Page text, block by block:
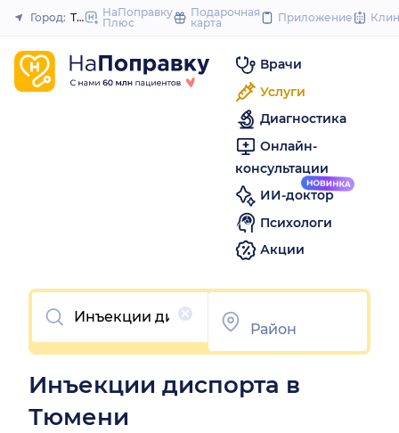
to
Закрыть
Город: ТюменьНаПоправку
Плюс
Подарочная
карта
Приложение
Врачи
Услуги
Диагностика
Онлайн-
консультации
ИИ-доктор
Психологи
Акции
Очистить
Инъекции диспорта в
Тюмени